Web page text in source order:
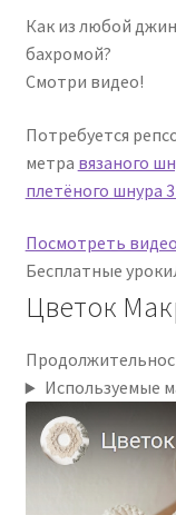
Как из любой
бахромой?
Смотри видео!
Потребуется
метра вязаного
плетёного шнура
Посмотреть
Бесплатные уроки
Цветок
Используемые